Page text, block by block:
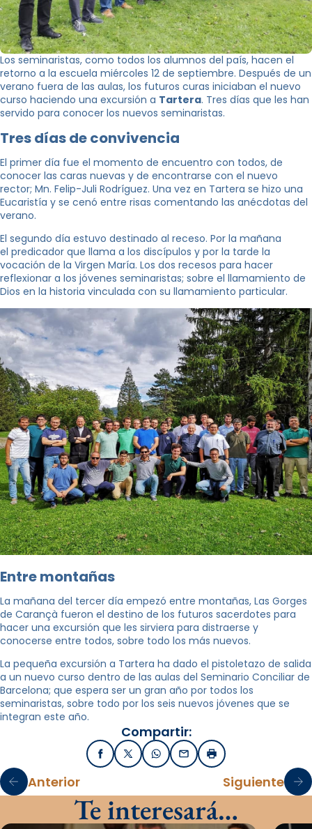
Los seminaristas, como todos los alumnos del país, hacen el
retorno a la escuela miércoles 12 de septiembre. Después de un
verano fuera de las aulas, los futuros curas iniciaban el nuevo
curso haciendo una excursión a Tartera. Tres días que les han
servido para conocer los nuevos seminaristas.
Tres días de convivencia
El primer día fue el momento de encuentro con todos, de
conocer las caras nuevas y de encontrarse con el nuevo
rector; Mn. Felip-Juli Rodríguez. Una vez en Tartera se hizo una
Eucaristía y se cenó entre risas comentando las anécdotas del
verano.
El segundo día estuvo destinado al receso. Por la mañana
el predicador que llama a los discípulos y por la tarde la
vocación de la Virgen María. Los dos recesos para hacer
reflexionar a los jóvenes seminaristas; sobre el llamamiento de
Dios en la historia vinculada con su llamamiento particular.
Entre montañas
La mañana del tercer día empezó entre montañas, Las Gorges
de Carançà fueron el destino de los futuros sacerdotes para
hacer una excursión que les sirviera para distraerse y
conocerse entre todos, sobre todo los más nuevos.
La pequeña excursión a Tartera ha dado el pistoletazo de salida
a un nuevo curso dentro de las aulas del Seminario Conciliar de
Barcelona; que espera ser un gran año por todos los
seminaristas, sobre todo por los seis nuevos jóvenes que se
integran este año.
Compartir:
FacebookX / TwitterWhatsApp
EmailImprimir
Anterior Siguiente
Te interesará…